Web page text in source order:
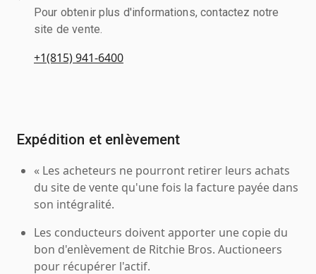
Pour obtenir plus d'informations, contactez notre
site de vente.
+1(815) 941-6400
Expédition et enlèvement
« Les acheteurs ne pourront retirer leurs achats
du site de vente qu'une fois la facture payée dans
son intégralité.
Les conducteurs doivent apporter une copie du
bon d'enlèvement de Ritchie Bros. Auctioneers
pour récupérer l'actif.